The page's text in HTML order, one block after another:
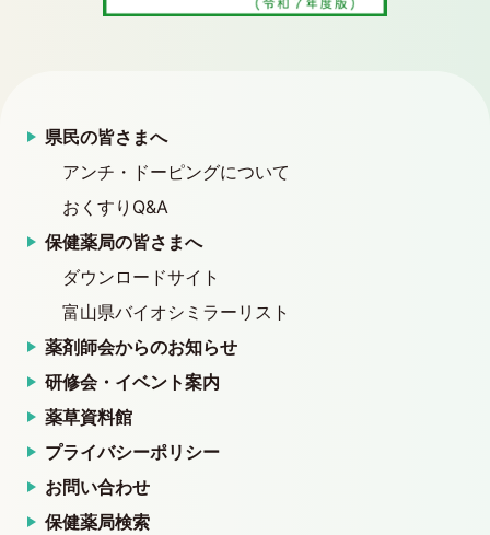
県民の皆さまへ
アンチ・ドーピングについて
おくすりQ&A
保健薬局の皆さまへ
ダウンロードサイト
富山県バイオシミラーリスト
薬剤師会からのお知らせ
研修会・イベント案内
薬草資料館
プライバシーポリシー
お問い合わせ
保健薬局検索